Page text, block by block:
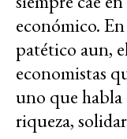
económico.
patético aun,
economistas
uno que
riqueza,